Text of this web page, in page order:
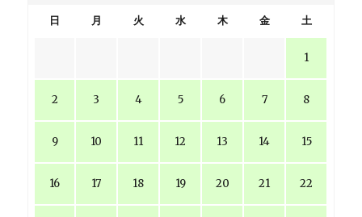
日 月 火 水 木 金 土
1
2 3 4 5 6 7 8
9 10 11 12 13 14 15
16 17 18 19 20 21 22